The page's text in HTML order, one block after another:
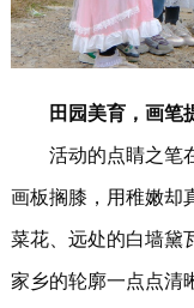
田园美育，画笔
活动的点睛之笔在
画板搁膝，用稚嫩却
菜花、远处的白墙黛
家乡的轮廓一点点清